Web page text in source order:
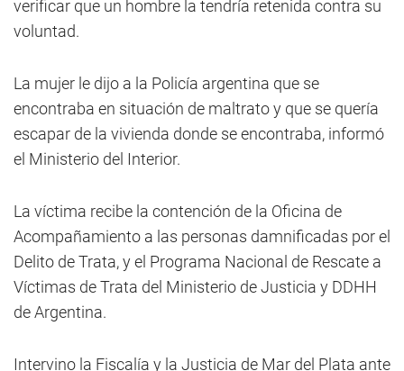
verificar que un hombre la tendría retenida contra su
voluntad.
La mujer le dijo a la Policía argentina que se
encontraba en situación de maltrato y que se quería
escapar de la vivienda donde se encontraba, informó
el Ministerio del Interior.
La víctima recibe la contención de la Oficina de
Acompañamiento a las personas damnificadas por el
Delito de Trata, y el Programa Nacional de Rescate a
Víctimas de Trata del Ministerio de Justicia y DDHH
de Argentina.
Intervino la Fiscalía y la Justicia de Mar del Plata ante